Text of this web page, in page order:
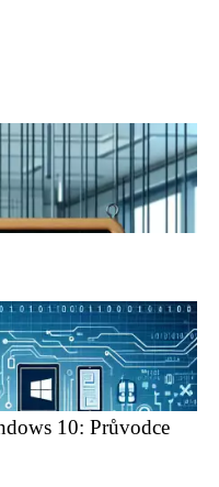
10: Průvodce